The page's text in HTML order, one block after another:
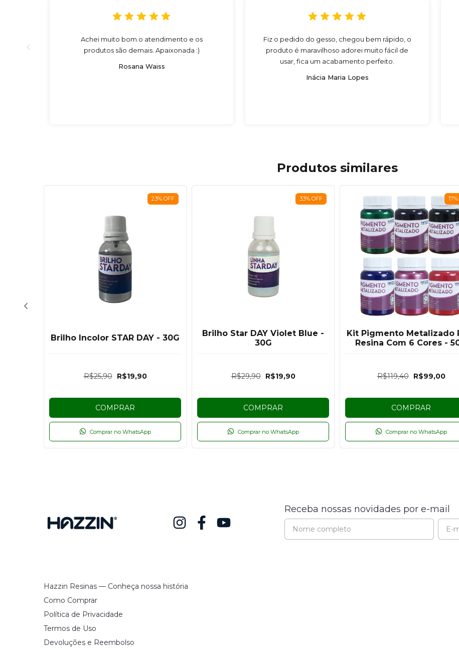
Achei muito bom o atendimento e os
produtos são demais. Apaixonada :)
Rosana Waiss
Fiz o pedido do gesso, chegou bem rápido, o
produto é maravilhoso adorei muito fácil de
usar, fica um acabamento perfeito.
Inácia Maria Lopes
Produtos similares
23% OFF
Brilho Incolor STAR DAY - 30G
R$25,90 R$19,90
COMPRAR
Comprar no WhatsApp
33% OFF
Brilho Star DAY Violet Blue -
30G
R$29,90 R$19,90
COMPRAR
Comprar no WhatsApp
17%
Kit Pigmento Metalizado
Resina Com 6 Cores -
R$119,40 R$99,00
COMPRAR
Comprar no WhatsApp
Receba nossas novidades por e-mail
Hazzin Resinas — Conheça nossa história
Como Comprar
Política de Privacidade
Termos de Uso
Devoluções e Reembolso